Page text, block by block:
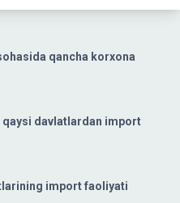
qancha korxona
qaysi davlatlardan import
import faoliyati